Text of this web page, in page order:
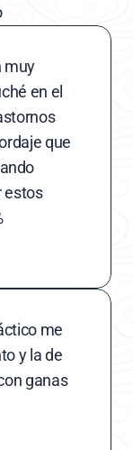
muy
en el
que
estos
me
y la de
ganas